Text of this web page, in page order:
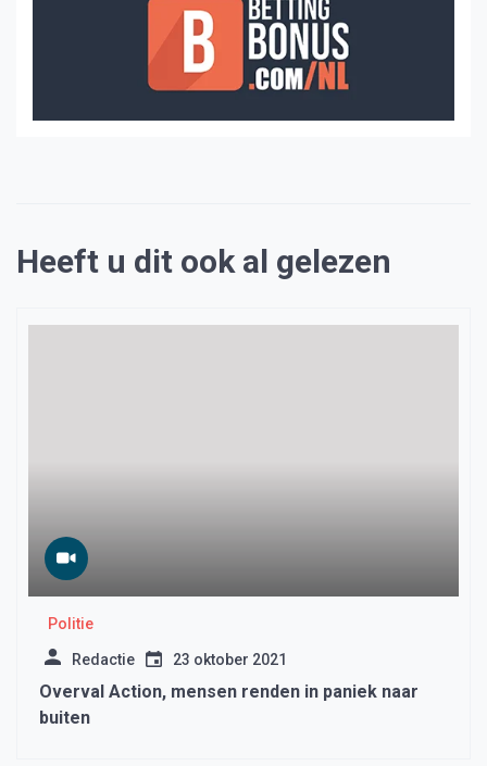
Heeft u dit ook al gelezen
Politie
Redactie 23 oktober 2021
Overval Action, mensen renden in paniek naar
buiten